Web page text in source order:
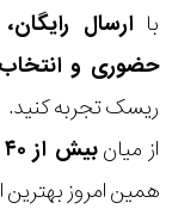
با
حضوری و انتخاب بین
ریسک تجربه کنید.
از میانبیش از ۴۰ هزار مدل ساعت و اکسسوری اورجینال
همین امروز بهترین